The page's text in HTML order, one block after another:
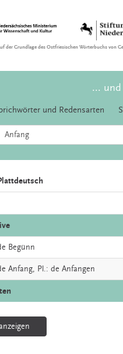
der Grundlage des Ostfriesischen Wörterbuchs von
...
und Redensarten
Begünn
Anfang, Pl.: de Anfangen